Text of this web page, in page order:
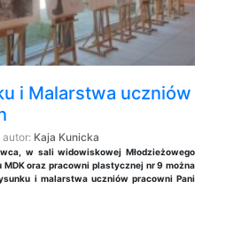
i Malarstwa uczniów
autor: Kaja Kunicka
w sali widowiskowej Młodzieżowego
MDK oraz pracowni plastycznej nr 9 można
i malarstwa uczniów pracowni Pani